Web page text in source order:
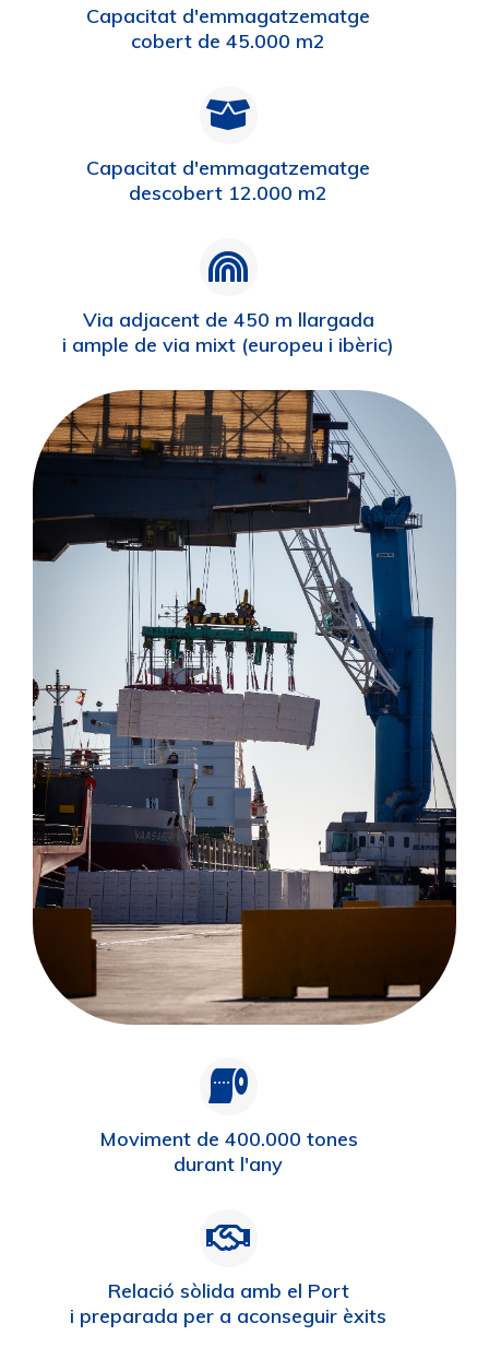
Capacitat d'emmagatzematge
cobert de 45.000 m2
Capacitat d'emmagatzematge
descobert 12.000 m2
Via adjacent de 450 m llargada
i ample de via mixt (europeu i ibèric)
Moviment de 400.000 tones
durant l'any
Relació sòlida amb el Port
i preparada per a aconseguir èxits